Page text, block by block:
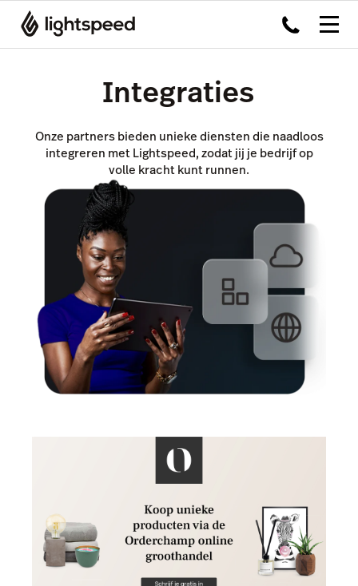
Integraties
Onze partners bieden unieke diensten die naadloos
integreren met Lightspeed, zodat jij je bedrijf op
volle kracht kunt runnen.